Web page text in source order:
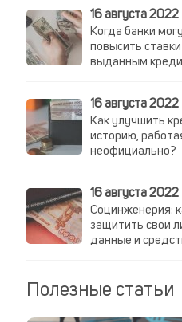
16 августа 2022
Когда банки
повысить
выданным
16 августа 2022
Как улучшить
историю,
неофициально?
16 августа 2022
Социнженерия:
защитить свои
данные и
Полезные статьи